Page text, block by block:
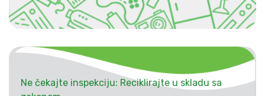
Ne čekajte inspekciju: Reciklirajte u skladu sa